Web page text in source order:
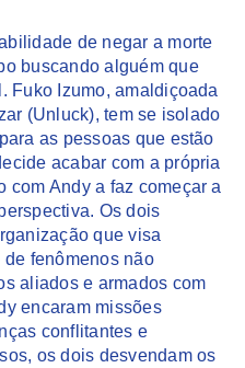
de negar a morte
buscando alguém que
Fuko Izumo, amaldiçoada
(Unluck), tem se isolado
as pessoas que estão
acabar com a própria
com Andy a faz começar a
Os dois
que visa
fenômenos não
aliados e armados com
encaram missões
conflitantes e
os dois desvendam os